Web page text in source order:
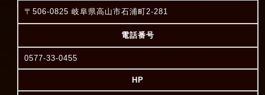
〒506-0825 岐阜県高山市石浦町2-281
電話番号
0577-33-0455
HP